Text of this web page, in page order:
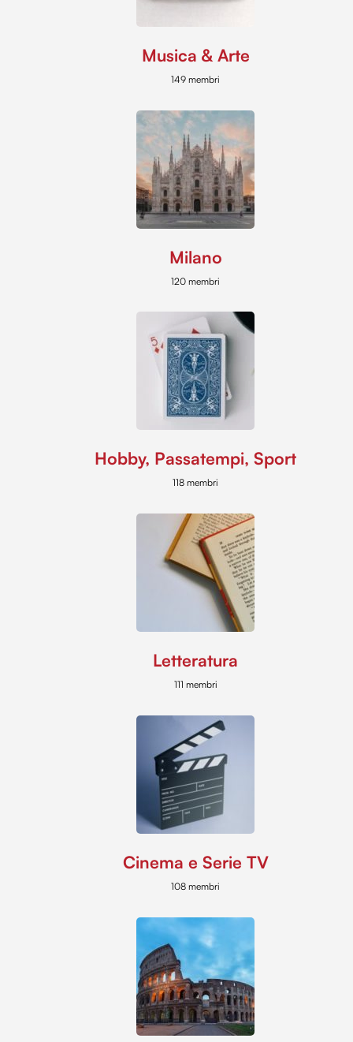
Musica & Arte
149 membri
Milano
120 membri
Hobby, Passatempi, Sport
118 membri
Letteratura
111 membri
Cinema e Serie TV
108 membri